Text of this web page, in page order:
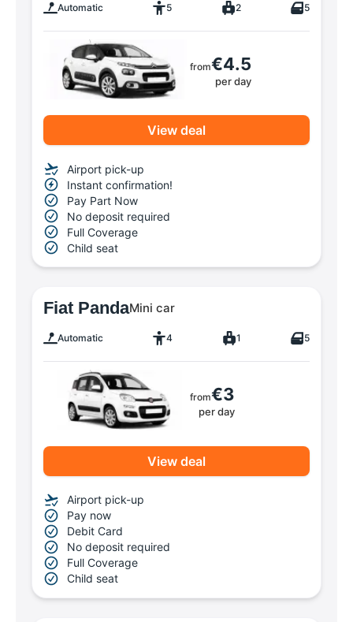
Automatic 5 2 5
from€4.5
per day
View deal
Airport pick-up
Instant confirmation!
Pay Part Now
No deposit required
Full Coverage
Child seat
Fiat PandaMini car
Automatic 4 1 5
from€3
per day
View deal
Airport pick-up
Pay now
Debit Card
No deposit required
Full Coverage
Child seat